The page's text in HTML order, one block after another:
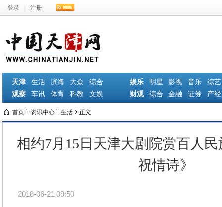
登录 注册
天津 生活 滨海 大众
综合
观察
车讯 体育 科教 文娱
娱乐 明星 影视 音乐
综艺
财观
综合 金融 证券 产经
首页 资讯中心 生活 正文
相约7月15日天津大剧院赏百人
祝情诗》
2018-06-21 09:50